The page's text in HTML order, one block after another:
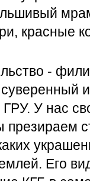
красные
-
У нас
Его